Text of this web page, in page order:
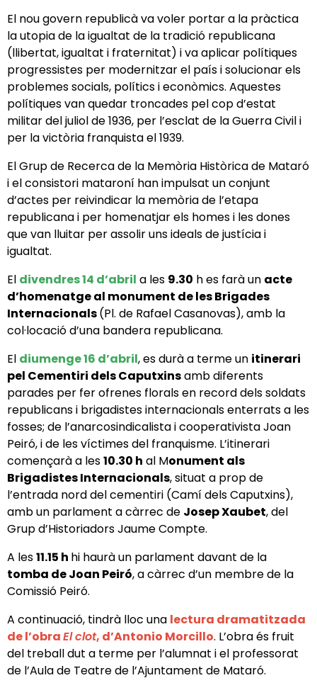
El nou govern republicà va voler portar a la pràctica
la utopia de la igualtat de la tradició republicana
(llibertat, igualtat i fraternitat) i va aplicar polítiques
progressistes per modernitzar el país i solucionar els
problemes socials, polítics i econòmics. Aquestes
polítiques van quedar troncades pel cop d’estat
militar del juliol de 1936, per l’esclat de la Guerra Civil i
per la victòria franquista el 1939.
El Grup de Recerca de la Memòria Històrica de Mataró
i el consistori mataroní han impulsat un conjunt
d’actes per reivindicar la memòria de l’etapa
republicana i per homenatjar els homes i les dones
que van lluitar per assolir uns ideals de justícia i
igualtat.
El divendres 14 d’abril a les 9.30 h es farà un acte
d’homenatge al monument de les Brigades
Internacionals(Pl. de Rafael Casanovas), amb la
col·locació d’una bandera republicana.
El diumenge 16 d’abril, es durà a terme un itinerari
pel Cementiri dels Caputxinsamb diferents
parades per fer ofrenes florals en record dels soldats
republicans i brigadistes internacionals enterrats a les
fosses; de l’anarcosindicalista i cooperativista Joan
Peiró, i de les víctimes del franquisme. L’itinerari
començarà a les10.30 h al Monument als
Brigadistes Internacionals, situat a prop de
l’entrada nord del cementiri (Camí dels Caputxins),
amb un parlament a càrrec de Josep Xaubet, del
Grup d’Historiadors Jaume Compte.
A les11.15 h hi haurà un parlament davant de la
tomba de Joan Peiró, a càrrec d’un membre de la
Comissió Peiró.
A continuació, tindrà lloc una lectura dramatitzada
de l’obraEl clot, d’Antonio Morcillo. L’obra és fruit
del treball dut a terme per l’alumnat i el professorat
de l’Aula de Teatre de l’Ajuntament de Mataró.